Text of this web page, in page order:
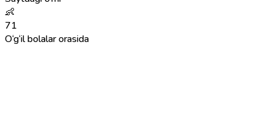
👶
71
O‘g‘il bolalar orasida